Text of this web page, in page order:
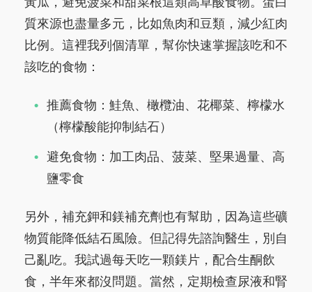
質來源也盡量多元，比如魚肉和豆類，減少紅肉
比例。這裡我列個清單，幫你快速掌握該吃和不
該吃的食物：
推薦食物：鮭魚、橄欖油、花椰菜、檸檬水
（檸檬酸能抑制結石）
避免食物：加工肉品、菠菜、堅果過量、高
鹽零食
另外，補充鉀和鎂補充劑也有幫助，因為這些礦
物質能降低結石風險。但記得先諮詢醫生，別自
己亂吃。我試過每天吃一顆鎂片，配合生酮飲
食，半年來都沒問題。當然，定期檢查尿液和腎